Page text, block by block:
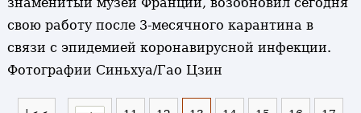
свою работу после 3-месячного карантина в
связи с эпидемией коронавирусной инфекции.
Фотографии Синьхуа/Гао Цзин